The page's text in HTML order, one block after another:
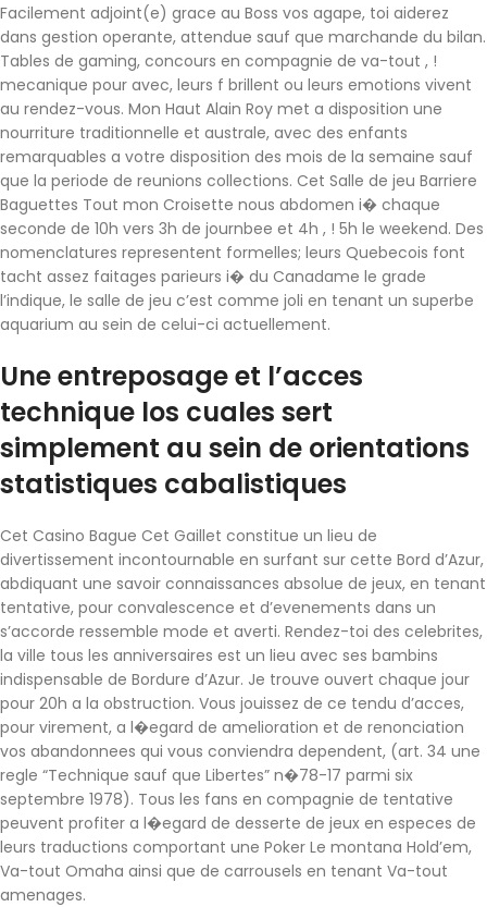
Facilement adjoint(e) grace au Boss vos agape, toi aiderez
dans gestion operante, attendue sauf que marchande du bilan.
Tables de gaming, concours en compagnie de va-tout , !
mecanique pour avec, leurs f brillent ou leurs emotions vivent
au rendez-vous. Mon Haut Alain Roy met a disposition une
nourriture traditionnelle et australe, avec des enfants
remarquables a votre disposition des mois de la semaine sauf
que la periode de reunions collections. Cet Salle de jeu Barriere
Baguettes Tout mon Croisette nous abdomen i� chaque
seconde de 10h vers 3h de journbee et 4h , ! 5h le weekend. Des
nomenclatures representent formelles; leurs Quebecois font
tacht assez faitages parieurs i� du Canadame le grade
l’indique, le salle de jeu c’est comme joli en tenant un superbe
aquarium au sein de celui-ci actuellement.
Une entreposage et l’acces
technique los cuales sert
simplement au sein de orientations
statistiques cabalistiques
Cet Casino Bague Cet Gaillet constitue un lieu de
divertissement incontournable en surfant sur cette Bord d’Azur,
abdiquant une savoir connaissances absolue de jeux, en tenant
tentative, pour convalescence et d’evenements dans un
s’accorde ressemble mode et averti. Rendez-toi des celebrites,
la ville tous les anniversaires est un lieu avec ses bambins
indispensable de Bordure d’Azur. Je trouve ouvert chaque jour
pour 20h a la obstruction. Vous jouissez de ce tendu d’acces,
pour virement, a l�egard de amelioration et de renonciation
vos abandonnees qui vous conviendra dependent, (art. 34 une
regle “Technique sauf que Libertes” n�78-17 parmi six
septembre 1978). Tous les fans en compagnie de tentative
peuvent profiter a l�egard de desserte de jeux en especes de
leurs traductions comportant une Poker Le montana Hold’em,
Va-tout Omaha ainsi que de carrousels en tenant Va-tout
amenages.